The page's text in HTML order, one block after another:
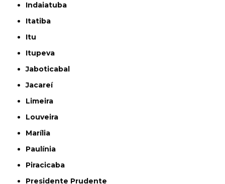
Indaiatuba
Itatiba
Itu
Itupeva
Jaboticabal
Jacareí
Limeira
Louveira
Marília
Paulínia
Piracicaba
Presidente Prudente